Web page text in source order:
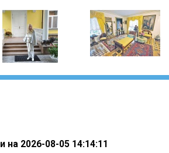
на 2026-08-05 14:14:11